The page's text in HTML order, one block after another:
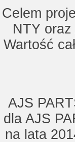
Celem
NTY
Wartość
AJS
dla AJS
na lata